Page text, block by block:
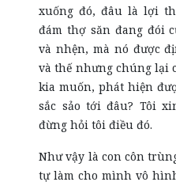
xuống đó, đâu là lợi
đám thợ săn đang đói
và nhện, mà nó được
và thế nhưng chúng lại
kia muốn, phát hiện
sắc sảo tới đâu? Tôi
đừng hỏi tôi điều đó.
Như vậy là con côn
tự làm cho mình vô